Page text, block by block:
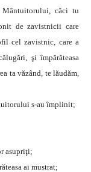
căci tu
de zavistnicii care
cel zavistnic, care a
şi împărăteasa
ta văzând, te lăudăm,
s-au împlinit;
asupriţi;
ai mustrat;